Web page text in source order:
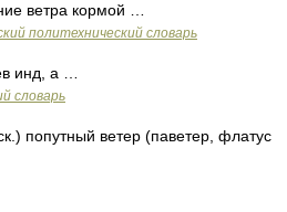
ветра кормой …
политехнический словарь
инд, а …
словарь
попутный ветер (паветер, флатус